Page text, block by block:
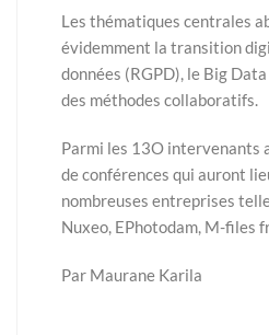
Les thématiques centrales
évidemment la transition
données (RGPD), le Big
des méthodes collaboratifs.
Parmi les 13O intervenants
de conférences qui auront
nombreuses entreprises
Nuxeo, EPhotodam, M-files
Par Maurane Karila